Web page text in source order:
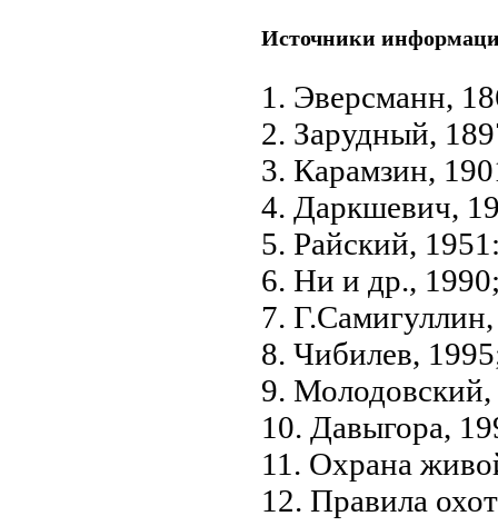
Источники
1. Эверсманн,
2. Зарудный,
3. Карамзин,
4. Даркшевич,
5. Райский,
6. Ни и др.,
7.
8. Чибилев,
9.
10. Давыгора,
11. Охрана
12. Правила